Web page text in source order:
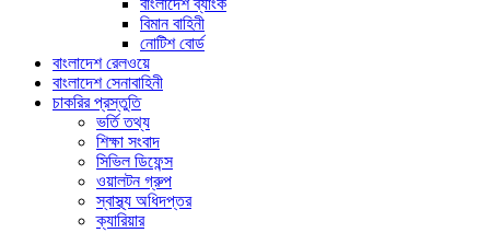
বাংলাদেশ ব্যাংক
বিমান বাহিনী
নোটিশ বোর্ড
বাংলাদেশ রেলওয়ে
বাংলাদেশ সেনাবাহিনী
চাকরির প্রস্তুতি
ভর্তি তথ্য
শিক্ষা সংবাদ
সিভিল ডিফেন্স
ওয়ালটন গ্রুপ
স্বাস্থ্য অধিদপ্তর
ক্যারিয়ার